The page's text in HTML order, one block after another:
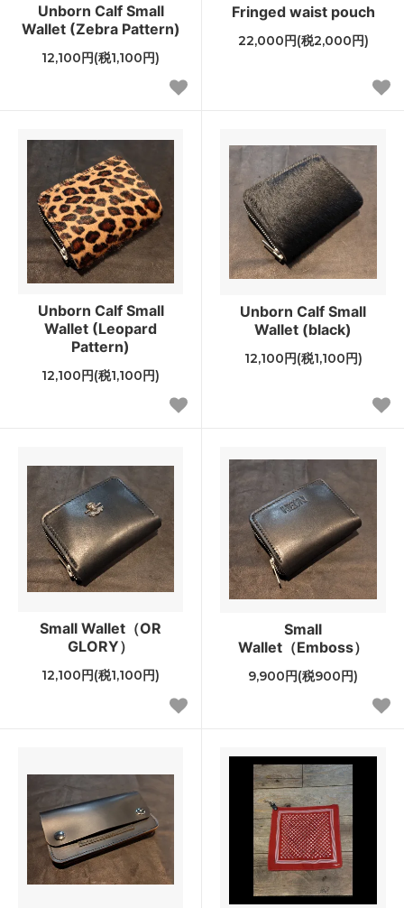
Unborn Calf Small
Wallet (Zebra Pattern)
12,100円(税1,100円)
Fringed waist pouch
22,000円(税2,000円)
Unborn Calf Small
Wallet (Leopard
Pattern)
12,100円(税1,100円)
Unborn Calf Small
Wallet (black)
12,100円(税1,100円)
Small Wallet（OR
GLORY）
12,100円(税1,100円)
Small
Wallet（Emboss）
9,900円(税900円)